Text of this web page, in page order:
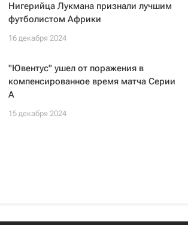
Нигерийца Лукмана признали лучшим
футболистом Африки
16 декабря 2024
"Ювентус" ушел от поражения в
компенсированное время матча Серии
А
15 декабря 2024